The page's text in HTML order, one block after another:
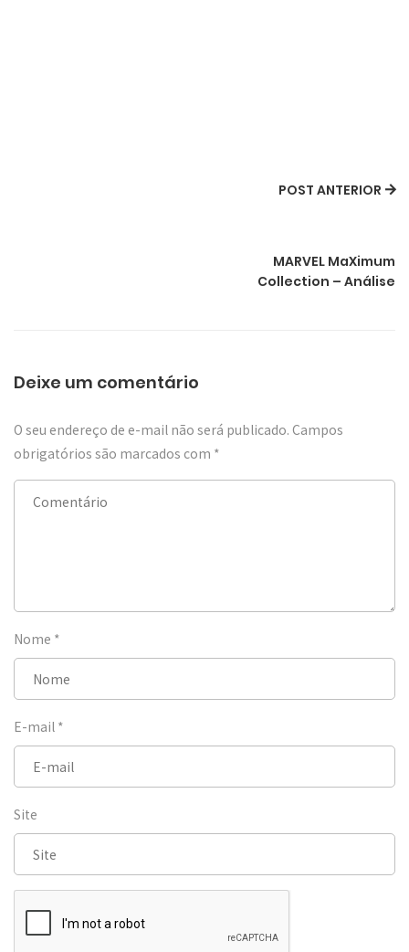
POST ANTERIOR
MARVEL MaXimum
Collection – Análise
Deixe um comentário
O seu endereço de e-mail não será publicado. Campos
obrigatórios são marcados com *
Nome *
E-mail *
Site